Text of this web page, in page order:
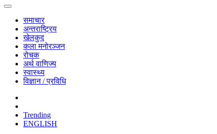
समाचार
अन्तराष्ट्रिय
खेलकुद
कला मनोरञ्जन
रोचक
अर्थ वाणिज्य
स्वास्थ्य
विज्ञान / प्रविधि
Trending
ENGLISH